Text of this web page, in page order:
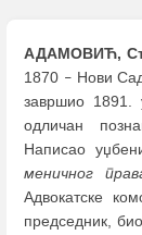
АДАМОВИЋ,
1870 –Нови
завршио 1891.
одличан
Написао
меничног
Адвокатске
председник,